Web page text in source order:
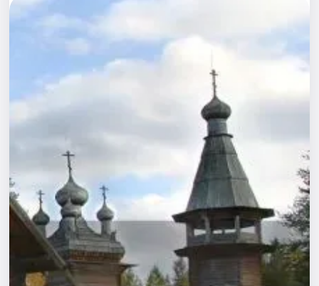
Площадки
Артисты
Рейтинги